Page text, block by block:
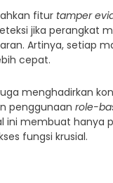
fitur tamper
jika perangkat
Artinya, setiap
cepat.
menghadirkan
penggunaan role-
ini membuat hanya
fungsi krusial.